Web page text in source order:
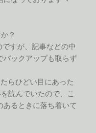
？
ですが、記事などの中
バックアップも取らず
らひどい目にあった
読んでいたので、こ
あるときに落ち着いて